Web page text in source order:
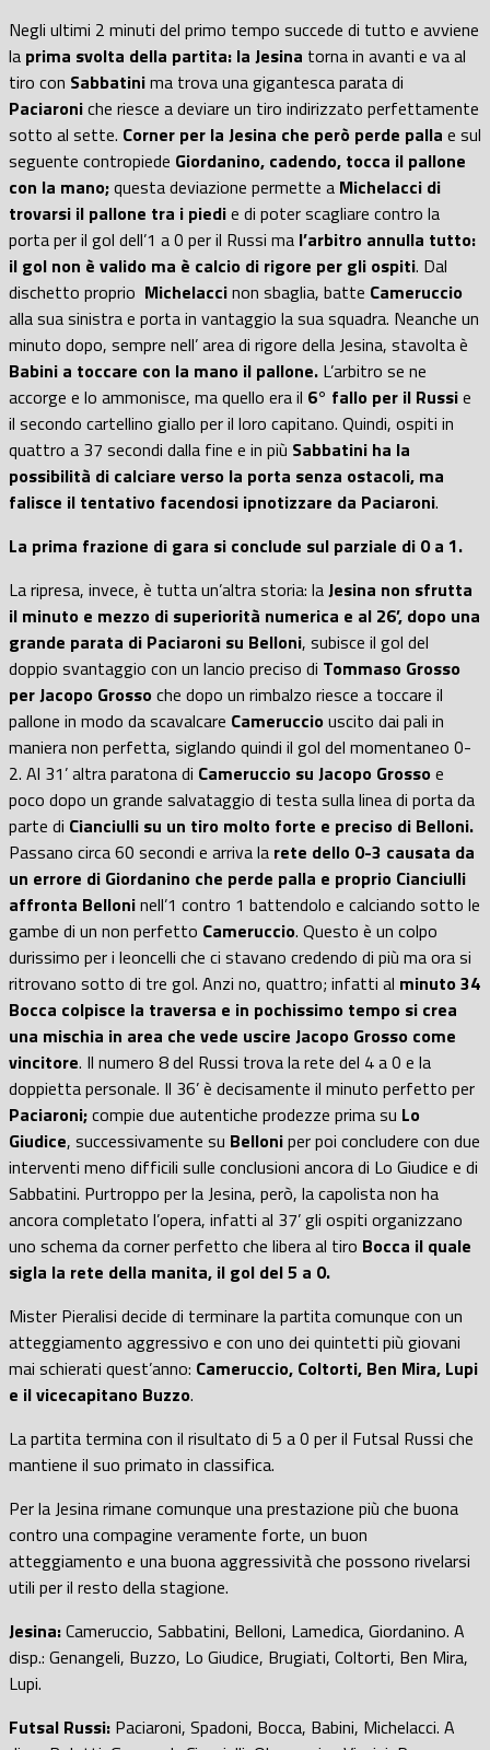
Negli ultimi 2 minuti del primo tempo succede di tutto e avviene
la prima svolta della partita: la Jesina torna in avanti e va al
tiro con Sabbatinima trova una gigantesca parata di
Paciaroniche riesce a deviare un tiro indirizzato perfettamente
sotto al sette. Corner per la Jesina che però perde palla e sul
seguente contropiede Giordanino, cadendo, tocca il pallone
con la mano;questa deviazione permette a Michelacci di
trovarsi il pallone tra i piedie di poter scagliare contro la
porta per il gol dell’1 a 0 per il Russi ma l’arbitro annulla tutto:
il gol non è valido ma è calcio di rigore per gli ospiti. Dal
dischetto proprio Michelaccinon sbaglia, batte Cameruccio
alla sua sinistra e porta in vantaggio la sua squadra. Neanche un
minuto dopo, sempre nell’ area di rigore della Jesina, stavolta è
Babini a toccare con la mano il pallone. L’arbitro se ne
accorge e lo ammonisce, ma quello era il 6° fallo per il Russie
il secondo cartellino giallo per il loro capitano. Quindi, ospiti in
quattro a 37 secondi dalla fine e in più Sabbatini ha la
possibilità di calciare verso la porta senza ostacoli, ma
falisce il tentativo facendosi ipnotizzare da Paciaroni.
La prima frazione di gara si conclude sul parziale di 0 a 1.
La ripresa, invece, è tutta un’altra storia: laJesina non sfrutta
il minuto e mezzo di superiorità numerica e al 26’, dopo una
grande parata di Paciaroni su Belloni, subisce il gol del
doppio svantaggio con un lancio preciso di Tommaso Grosso
per Jacopo Grossoche dopo un rimbalzo riesce a toccare il
pallone in modo da scavalcare Camerucciouscito dai pali in
maniera non perfetta, siglando quindi il gol del momentaneo 0-
2. Al 31’ altra paratona di Cameruccio su Jacopo Grossoe
poco dopo un grande salvataggio di testa sulla linea di porta da
parte di Cianciulli su un tiro molto forte e preciso di Belloni.
Passano circa 60 secondi e arriva la rete dello 0-3 causata da
un errore di Giordanino che perde palla e proprio Cianciulli
affronta Belloninell’1 contro 1 battendolo e calciando sotto le
gambe di un non perfetto Cameruccio. Questo è un colpo
durissimo per i leoncelli che ci stavano credendo di più ma ora si
ritrovano sotto di tre gol. Anzi no, quattro; infatti al minuto 34
Bocca colpisce la traversa e in pochissimo tempo si crea
una mischia in area che vede uscire Jacopo Grosso come
vincitore. Il numero 8 del Russi trova la rete del 4 a 0 e la
doppietta personale. Il 36’ è decisamente il minuto perfetto per
Paciaroni;compie due autentiche prodezze prima su Lo
Giudice, successivamente su Belloniper poi concludere con due
interventi meno difficili sulle conclusioni ancora di Lo Giudice e di
Sabbatini. Purtroppo per la Jesina, però, la capolista non ha
ancora completato l’opera, infatti al 37’ gli ospiti organizzano
uno schema da corner perfetto che libera al tiro Bocca il quale
sigla la rete della manita, il gol del 5 a 0.
Mister Pieralisi decide di terminare la partita comunque con un
atteggiamento aggressivo e con uno dei quintetti più giovani
mai schierati quest’anno: Cameruccio, Coltorti, Ben Mira, Lupi
e il vicecapitano Buzzo.
La partita termina con il risultato di 5 a 0 per il Futsal Russi che
mantiene il suo primato in classifica.
Per la Jesina rimane comunque una prestazione più che buona
contro una compagine veramente forte, un buon
atteggiamento e una buona aggressività che possono rivelarsi
utili per il resto della stagione.
Jesina:Cameruccio, Sabbatini, Belloni, Lamedica, Giordanino. A
disp.: Genangeli, Buzzo, Lo Giudice, Brugiati, Coltorti, Ben Mira,
Lupi.
Futsal Russi: Paciaroni, Spadoni, Bocca, Babini, Michelacci. A